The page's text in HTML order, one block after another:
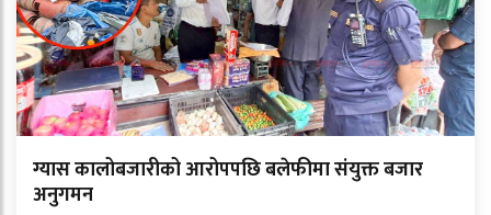
ग्यास कालोबजारीको आरोपपछि बलेफीमा संयुक्त बजार
अनुगमन